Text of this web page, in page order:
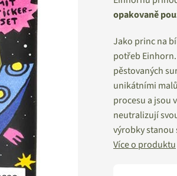
opakovaně
Jako princ na
potřeb Einhorn.
pěstovaných
unikátními
procesu a jsou
neutralizují
výrobky stanou
Více o produktu